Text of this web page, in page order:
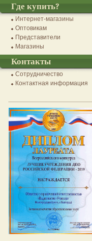
Где купить?
Интернет-магазины
Оптовикам
Представители
Магазины
Контакты
Сотрудничество
Контактная информация